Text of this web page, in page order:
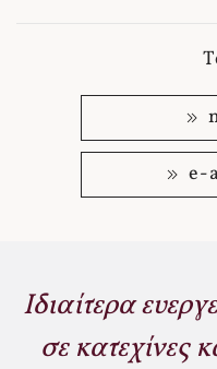
e-
Ιδιαίτερα
σε κατεχίνες